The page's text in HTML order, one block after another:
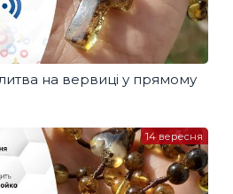
на вервиці у прямому
14 вересня